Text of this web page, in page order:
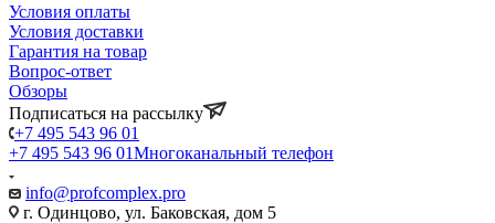
Условия оплаты
Условия доставки
Гарантия на товар
Вопрос-ответ
Обзоры
Подписаться на рассылку
+7 495 543 96 01
+7 495 543 96 01Многоканальный телефон
info@profcomplex.pro
г. Одинцово, ул. Баковская, дом 5